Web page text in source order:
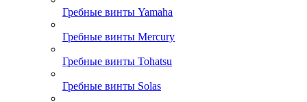
Гребные винты Yamaha
Гребные винты Mercury
Гребные винты Tohatsu
Гребные винты Solas